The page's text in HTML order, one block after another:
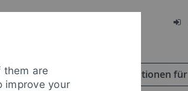
Informationen für
them are
improve your